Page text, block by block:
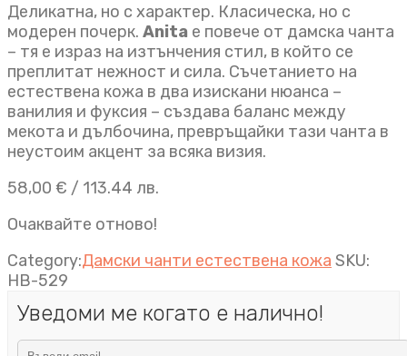
Деликатна, но с характер. Класическа, но с
модерен почерк. Anita е повече от дамска чанта
– тя е израз на изтънчения стил, в който се
преплитат нежност и сила. Съчетанието на
естествена кожа в два изискани нюанса –
ванилия и фуксия – създава баланс между
мекота и дълбочина, превръщайки тази чанта в
неустоим акцент за всяка визия.
58,00 € / 113.44 лв.
Очаквайте отново!
Category:Дамски чанти естествена кожа SKU:
HB-529
Уведоми ме когато е налично!